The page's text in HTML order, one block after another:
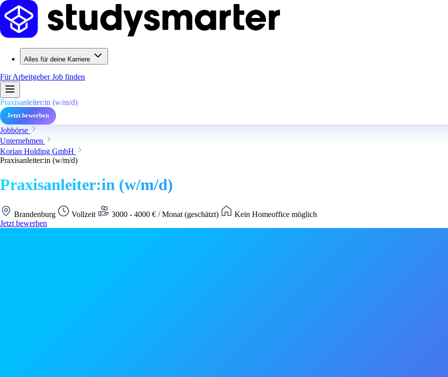
Alles für deine Karriere
Für ArbeitgeberJob finden
Praxisanleiter:in (w/m/d)
Jetzt bewerben
Jobbörse
Unternehmen
Korian Holding GmbH
Praxisanleiter:in (w/m/d)
Praxisanleiter:in (w/m/d)
Brandenburg Vollzeit 3000 - 4000 € / Monat (geschätzt)
Kein Homeoffice möglich
Jetzt bewerben